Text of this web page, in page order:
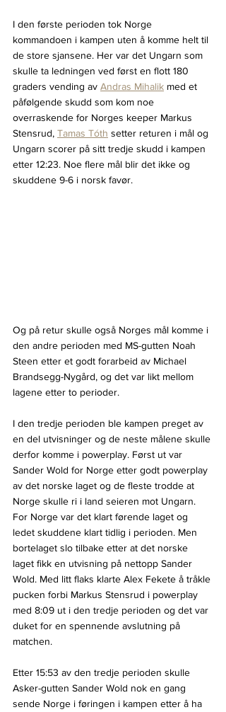
I den første perioden tok Norge
kommandoen i kampen uten å komme helt til
de store sjansene. Her var det Ungarn som
skulle ta ledningen ved først en flott 180
graders vending av Andras Mihalik med et
påfølgende skudd som kom noe
overraskende for Norges keeper Markus
Stensrud, Tamas Tóth setter returen i mål og
Ungarn scorer på sitt tredje skudd i kampen
etter 12:23. Noe flere mål blir det ikke og
skuddene 9-6 i norsk favør.
Og på retur skulle også Norges mål komme i
den andre perioden med MS-gutten Noah
Steen etter et godt forarbeid av Michael
Brandsegg-Nygård, og det var likt mellom
lagene etter to perioder.
I den tredje perioden ble kampen preget av
en del utvisninger og de neste målene skulle
derfor komme i powerplay. Først ut var
Sander Wold for Norge etter godt powerplay
av det norske laget og de fleste trodde at
Norge skulle ri i land seieren mot Ungarn.
For Norge var det klart førende laget og
ledet skuddene klart tidlig i perioden. Men
bortelaget slo tilbake etter at det norske
laget fikk en utvisning på nettopp Sander
Wold. Med litt flaks klarte Alex Fekete å tråkle
pucken forbi Markus Stensrud i powerplay
med 8:09 ut i den tredje perioden og det var
duket for en spennende avslutning på
matchen.
Etter 15:53 av den tredje perioden skulle
Asker-gutten Sander Wold nok en gang
sende Norge i føringen i kampen etter å ha